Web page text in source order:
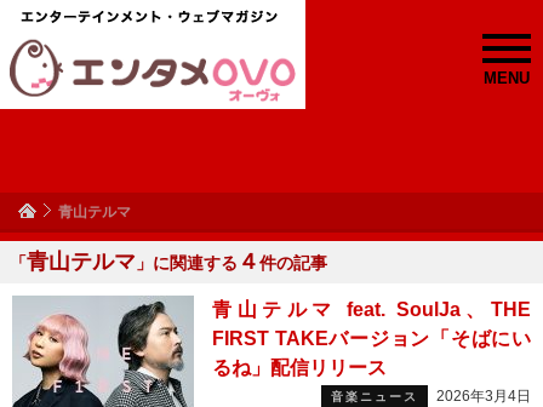
MENU
青山テルマ
「青山テルマ 」に関連する ４件の記事
青山テルマ feat. SoulJa、THE
FIRST TAKEバージョン「そばにい
るね」配信リリース
音楽ニュース 2026年3月4日